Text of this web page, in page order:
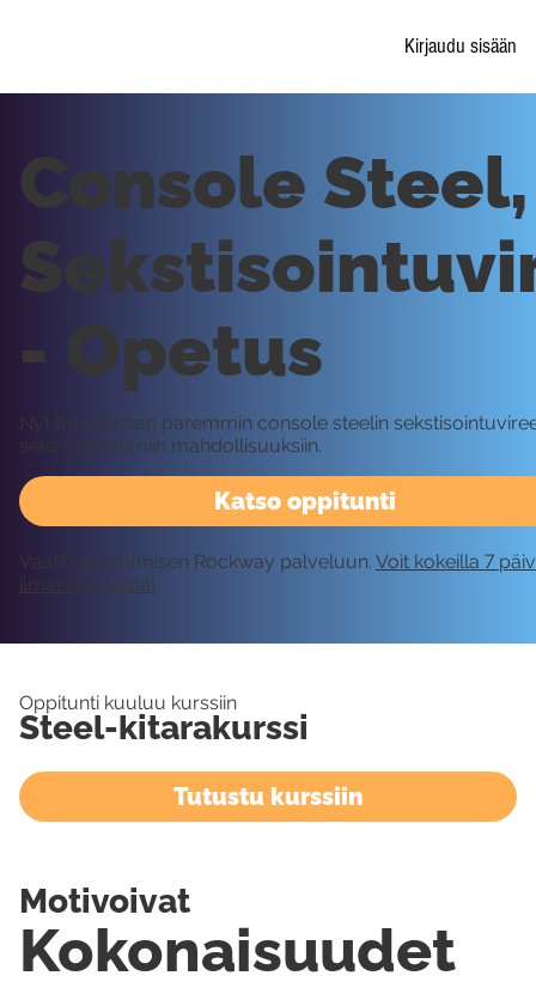
Kirjaudu sisään
Katso oppitunti
Console Steel,
- Opetus
Nyt tutustutaan paremmin console steelin
sekä sen tuomiin mahdollisuuksiin.
Vaatii kirjautumisen Rockway palveluun. Voit kokeilla 7
ilmaiseksi tästä!
Oppitunti kuuluu kurssiin
Steel-kitarakurssi
Tutustu kurssiin
Kokonaisuudet
Motivoivat